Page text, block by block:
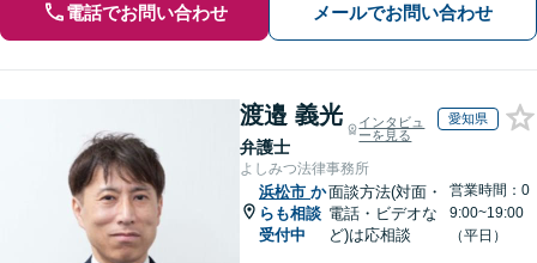
電話でお問い合わせ メールでお問い合わせ
渡邉 義光
弁護士
インタビュ
ーを見る
愛知県
よしみつ法律事務所
浜松市 か
らも相談
受付中
面談方法(対面・
電話・ビデオな
ど)は応相談
営業時間：0
9:00~19:00
（平日）